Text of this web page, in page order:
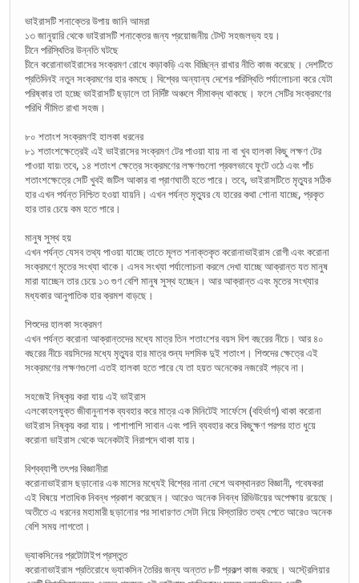
ভাইরাসটি শনাক্তের উপায় জানি আমরা
১৩ জানুয়ারি থেকে ভাইরাসটি শনাক্তের জন্য প্রয়োজনীয় টেস্ট সহজলভ্য হয়।
চীনে পরিস্থিতির উন্নতি ঘটছে
চীনে করোনাভাইরাসের সংক্রমণ রোধে কড়াকড়ি এবং বিচ্ছিন্ন রাখার নীতি কাজ করেছে। দেশটিতে
প্রতিদিনই নতুন সংক্রমণের হার কমছে। বিশ্বের অন্যান্য দেশের পরিস্থিতি পর্যালোচনা করে যেটা
পরিষ্কার তা হচ্ছে ভাইরাসটি ছড়ালে তা নির্দিষ্ট অঞ্চলে সীমাবদ্ধ থাকছে। ফলে সেটির সংক্রমণের
পরিধি সীমিত রাখা সহজ।
৮০ শতাংশ সংক্রমণই হালকা ধরনের
৮১ শতাংশক্ষেত্রেই এই ভাইরাসের সংক্রমণ টের পাওয়া যায় না বা খুব হালকা কিছু লক্ষণ টের
পাওয়া যায়৷ তবে, ১৪ শতাংশ ক্ষেত্রে সংক্রমণের লক্ষণগুলো প্রবলভাবে ফুটে ওঠে এবং পাঁচ
শতাংশক্ষেত্রে সেটি খুবই জটিল আকার বা প্রাণঘাতী হতে পারে। তবে, ভাইরাসটিতে মৃত্যুর সঠিক
হার এখন পর্যন্ত নিশ্চিত হওয়া যায়নি। এখন পর্যন্ত মৃত্যুর যে হারের কথা শোনা যাচ্ছে, প্রকৃত
হার তার চেয়ে কম হতে পারে।
মানুষ সুস্থ হয়
এখন পর্যন্ত যেসব তথ্য পাওয়া যাচ্ছে তাতে মূলত শনাক্তকৃত করোনাভাইরাস রোগী এবং করোনা
সংক্রমণে মৃতের সংখ্যা থাকে। এসব সংখ্যা পর্যালোচনা করলে দেখা যাচ্ছে আক্রান্ত যত মানুষ
মারা যাচ্ছেন তার চেয়ে ১৩ গুণ বেশি মানুষ সুস্থ হচ্ছেন। আর আক্রান্ত এবং মৃতের সংখ্যার
মধ্যকার আনুপাতিক হার ক্রমশ বাড়ছে।
শিশুদের হালকা সংক্রমণ
এখন পর্যন্ত করোনা আক্রান্তদের মধ্যে মাত্র তিন শতাংশের বয়স বিশ বছরের নীচে। আর ৪০
বছরের নীচে বয়সিদের মধ্যে মৃত্যুর হার মাত্র শুন্য দশমিক দুই শতাংশ। শিশুদের ক্ষেত্রে এই
সংক্রমণের লক্ষণগুলো এতই হালকা হতে পারে যে তা হয়ত অনেকের নজরেই পড়বে না।
সহজেই নিষ্কৃয় করা যায় এই ভাইরাস
এলকোহলযুক্ত জীবানুনাশক ব্যবহার করে মাত্র এক মিনিটেই সার্ফেসে (বহির্ভাগ) থাকা করোনা
ভাইরাস নিষ্কৃয় করা যায়। পাশাপাশি সাবান এবং পানি ব্যবহার করে কিছুক্ষণ পরপর হাত ধুয়ে
করোনা ভাইরাস থেকে অনেকটাই নিরাপদে থাকা যায়।
বিশ্বব্যাপী তৎপর বিজ্ঞানীরা
করোনাভাইরাস ছড়ানোর এক মাসের মধ্যেই বিশ্বের নানা দেশে অবস্থানরত বিজ্ঞানী, গবেষকরা
এই বিষয়ে শতাধিক নিবন্ধ প্রকাশ করেছেন। আরেও অনেক নিবন্ধ রিভিউয়ের অপেক্ষায় রয়েছে।
অতীতে এ ধরনের মহামারী ছড়ানোর পর সাধারণত সেটা নিয়ে বিস্তারিত তথ্য পেতে আরেও অনেক
বেশি সময় লাগতো।
ভ্যাকসিনের প্রটোটাইপ প্রস্তুত
করোনাভাইরাস প্রতিরোধে ভ্যাকসিন তৈরির জন্য অন্তত ৮টি প্রকল্প কাজ করছে। অস্ট্রেলিয়ার